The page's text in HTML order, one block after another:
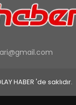
HABER 'de saklıdır.